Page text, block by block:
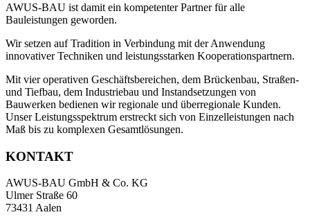
AWUS-BAU ist damit ein kompetenter Partner für alle
Bauleistungen geworden.
Wir setzen auf Tradition in Verbindung mit der Anwendung
innovativer Techniken und leistungsstarken Kooperationspartnern.
Mit vier operativen Geschäftsbereichen, dem Brückenbau, Straßen-
und Tiefbau, dem Industriebau und Instandsetzungen von
Bauwerken bedienen wir regionale und überregionale Kunden.
Unser Leistungsspektrum erstreckt sich von Einzelleistungen nach
Maß bis zu komplexen Gesamtlösungen.
KONTAKT
AWUS-BAU GmbH & Co. KG
Ulmer Straße 60
73431 Aalen